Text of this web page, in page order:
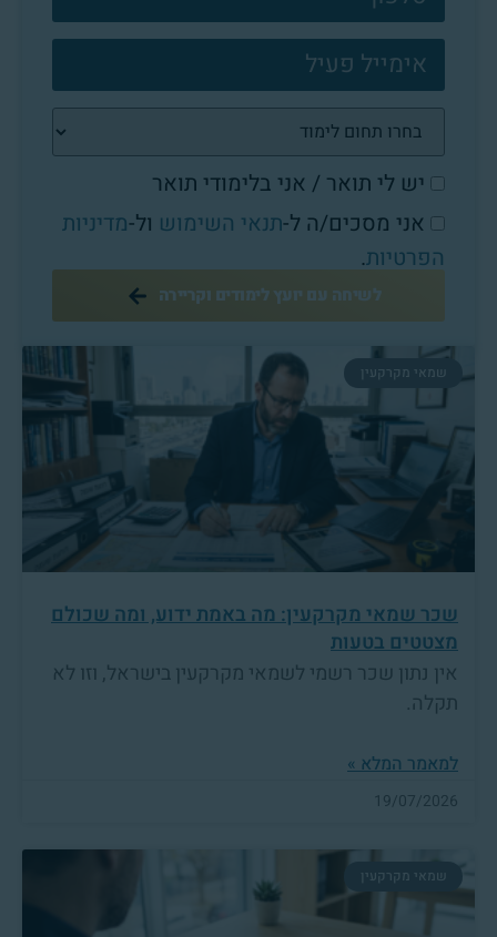
יש לי תואר / אני בלימודי תואר
אני מסכים/ה ל-תנאי השימוש ול-מדיניות
הפרטיות.
לשיחה עם יועץ לימודים וקריירה
שמאי מקרקעין
שכר שמאי מקרקעין: מה באמת ידוע, ומה שכולם
מצטטים בטעות
אין נתון שכר רשמי לשמאי מקרקעין בישראל, וזו לא
תקלה.
למאמר המלא »
19/07/2026
שמאי מקרקעין